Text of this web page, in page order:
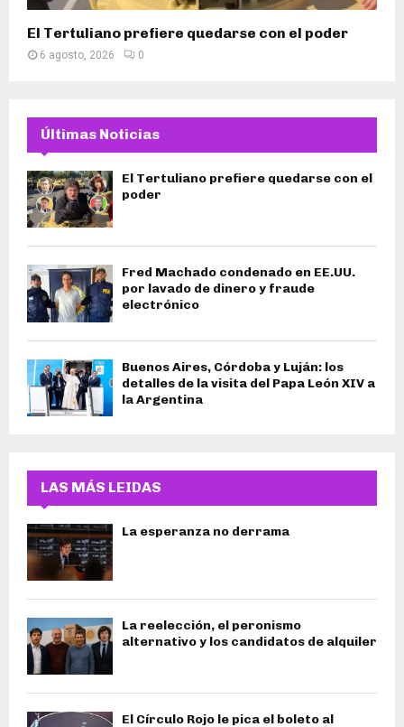
El Tertuliano prefiere quedarse con el poder
6 agosto, 2026 0
Últimas Noticias
El Tertuliano prefiere quedarse con el
poder
Fred Machado condenado en EE.UU.
por lavado de dinero y fraude
electrónico
Buenos Aires, Córdoba y Luján: los
detalles de la visita del Papa León XIV a
la Argentina
LAS MÁS LEIDAS
La esperanza no derrama
La reelección, el peronismo
alternativo y los candidatos de alquiler
El Círculo Rojo le pica el boleto al